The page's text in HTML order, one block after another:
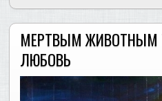
МЕРТВЫМ ЖИВОТНЫМ
ЛЮБОВЬ